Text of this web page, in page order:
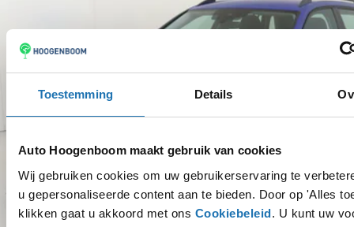
Toestemming Details
Auto Hoogenboom maakt gebruik van cookies
Wij gebruiken cookies om uw gebruikerservaring te
u gepersonaliseerde content aan te bieden. Door op 'Alles
klikken gaat u akkoord met ons Cookiebeleid. U kunt uw